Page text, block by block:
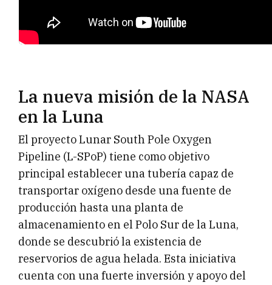
La nueva misión de la NASA
en la Luna
El proyecto Lunar South Pole Oxygen
Pipeline (L-SPoP) tiene como objetivo
principal establecer una tubería capaz de
transportar oxígeno desde una fuente de
producción hasta una planta de
almacenamiento en el Polo Sur de la Luna,
donde se descubrió la existencia de
reservorios de agua helada. Esta iniciativa
cuenta con una fuerte inversión y apoyo del